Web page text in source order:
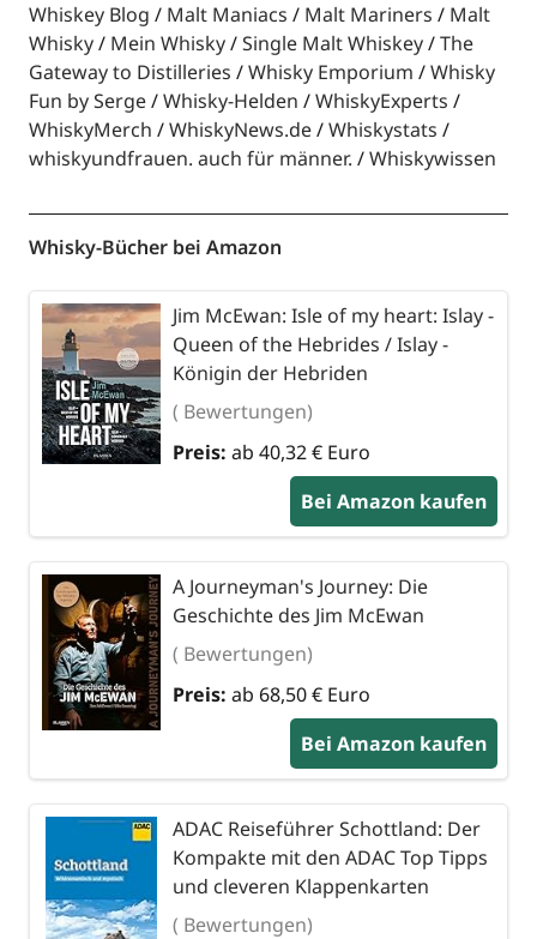
Whiskey Blog
Malt Maniacs Malt Mariners
Malt
Whisky
Mein Whisky Single Malt Whiskey
The
Gateway to Distilleries
Whisky Emporium
Whisky
Fun by Serge
Whisky-Helden
WhiskyExperts
WhiskyMerch
WhiskyNews.de
Whiskystats
whiskyundfrauen. auch für männer.
Whiskywissen
Whisky-Bücher bei Amazon
Jim McEwan: Isle of my heart: Islay -
Queen of the Hebrides / Islay -
Königin der Hebriden
( Bewertungen)
Preis: ab 40,32 € Euro
Bei Amazon kaufen
A Journeyman's Journey: Die
Geschichte des Jim McEwan
( Bewertungen)
Preis: ab 68,50 € Euro
Bei Amazon kaufen
ADAC Reiseführer Schottland: Der
Kompakte mit den ADAC Top Tipps
und cleveren Klappenkarten
( Bewertungen)